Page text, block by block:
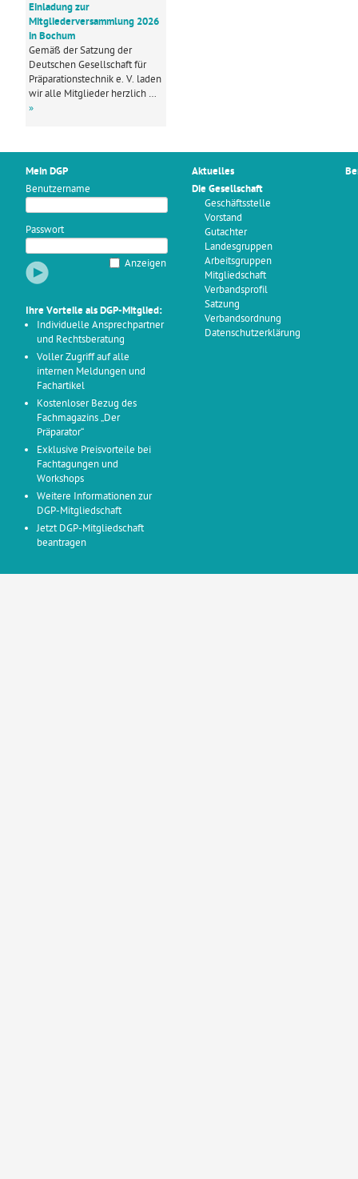
Einladung zur
Mitgliederversammlung 2026
in Bochum
Gemäß der Satzung der
Deutschen Gesellschaft für
Präparationstechnik e. V. laden
wir alle Mitglieder herzlich …
»
Mein DGP
Benutzername
Passwort
Anzeigen
Ihre Vorteile als DGP-Mitglied:
Individuelle Ansprechpartner
und Rechtsberatung
Voller Zugriff auf alle
internen Meldungen und
Fachartikel
Kostenloser Bezug des
Fachmagazins „Der
Präparator“
Exklusive Preisvorteile bei
Fachtagungen und
Workshops
Weitere Informationen zur
DGP-Mitgliedschaft
Jetzt DGP-Mitgliedschaft
beantragen
Aktuelles
Die Gesellschaft
Geschäftsstelle
Vorstand
Gutachter
Landesgruppen
Arbeitsgruppen
Mitgliedschaft
Verbandsprofil
Satzung
Verbandsordnung
Datenschutzerklärung